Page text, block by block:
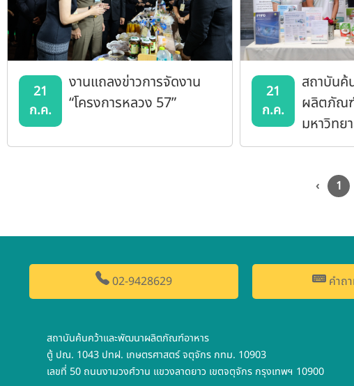
21
ก.ค.
งานแถลงข่าวการจัดงาน
“โครงการหลวง 57”
21
ก.ค.
สถาบันค้
ผลิตภัณ
มหาวิทย
เข้าร่วม
ราชการ
‹ 1
02-9428629 คำถ
สถาบันค้นคว้าและพัฒนาผลิตภัณฑ์อาหาร
ตู้ ปณ. 1043 ปทฝ. เกษตรศาสตร์ จตุจักร กทม. 10903
เลขที่ 50 ถนนงามวงศ์วาน แขวงลาดยาว เขตจตุจักร กรุงเทพฯ 10900